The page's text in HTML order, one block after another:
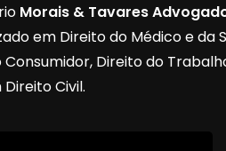
Morais & Tavares
em Direito do Médico e da
Consumidor, Direito do
Civil.